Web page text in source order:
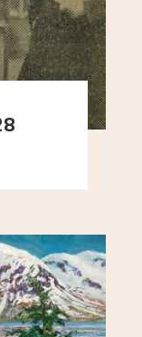
Moritz
til å